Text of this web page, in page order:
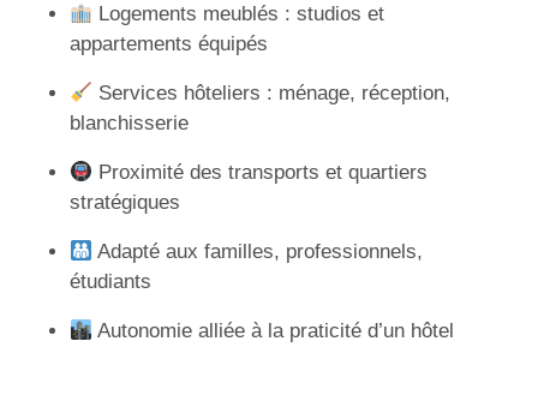
Logements meublés : studios et
appartements équipés
Services hôteliers : ménage, réception,
blanchisserie
Proximité des transports et quartiers
stratégiques
Adapté aux familles, professionnels,
étudiants
Autonomie alliée à la praticité d’un hôtel